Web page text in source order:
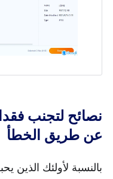
نصائح لتجنب
عن طريق الخطأ
بالنسبة لأولئك الذين